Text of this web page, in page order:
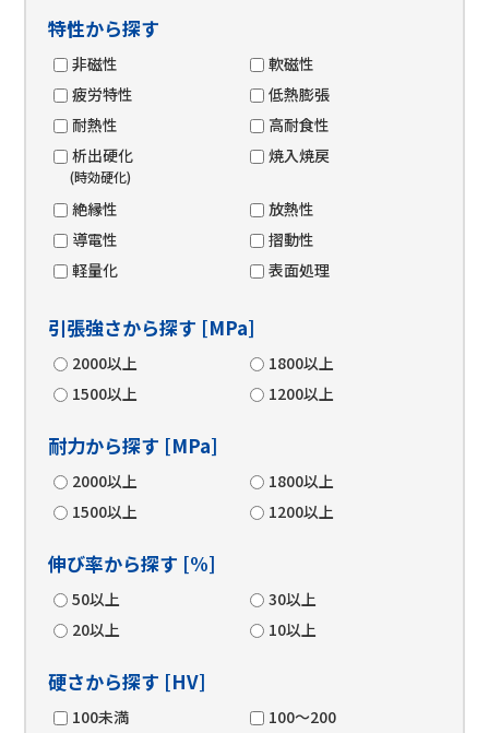
特性から探す
非磁性
軟磁性
疲労特性
低熱膨張
耐熱性
高耐食性
析出硬化
(時効硬化)
焼入焼戻
絶縁性
放熱性
導電性
摺動性
軽量化
表面処理
引張強さから探す [MPa]
2000以上
1800以上
1500以上
1200以上
耐力から探す [MPa]
2000以上
1800以上
1500以上
1200以上
伸び率から探す [%]
50以上
30以上
20以上
10以上
硬さから探す [HV]
100未満
100～200